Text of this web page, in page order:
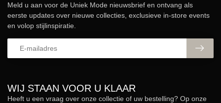
WIJ STAAN VOOR U KLAAR
Heeft u een vraag over onze collectie of uw bestelling? Op onze
Meld u aan voor de Uniek Mode nieuwsbrief en ontvang als
eerste updates over nieuwe collecties, exclusieve in-store events
en volop stijlinspiratie.